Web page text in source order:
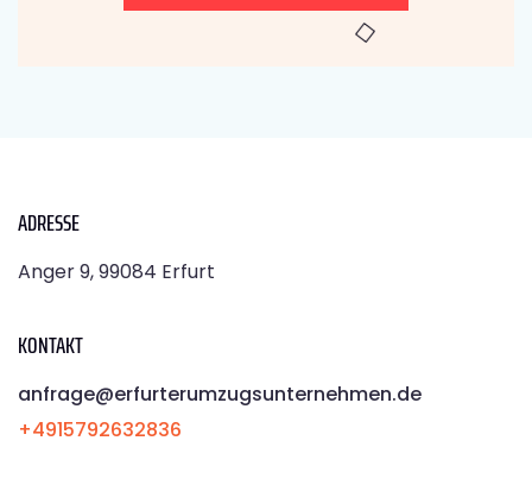
ADRESSE
Anger 9, 99084 Erfurt
KONTAKT
anfrage@erfurterumzugsunternehmen.de
+4915792632836